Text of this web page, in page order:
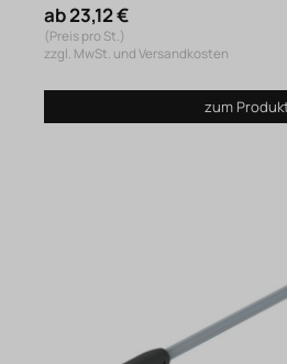
ab 23,12 €
(Preis pro St.)
zzgl. MwSt. und Versandkosten
zum